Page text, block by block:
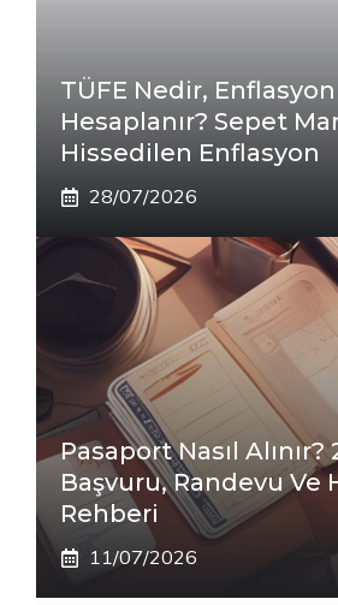
TÜFE Nedir, Enflasyon
Hesaplanır? Sepet
Hissedilen Enflasyon
28/07/2026
Pasaport Nasıl Alınır?
Başvuru, Randevu Ve
Rehberi
11/07/2026